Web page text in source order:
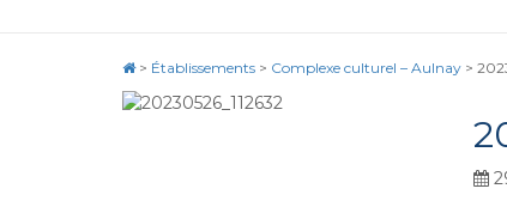
> Établissements > Complexe culturel – Aulnay >